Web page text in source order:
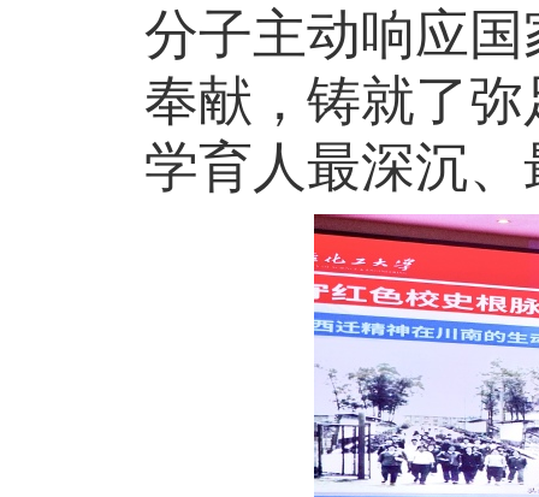
分子主动响应
奉献，铸就了
学育人最深沉